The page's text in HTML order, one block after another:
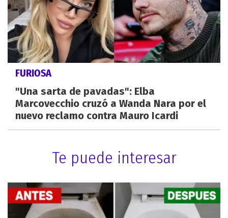
FURIOSA
"Una sarta de pavadas": Elba
Marcovecchio cruzó a Wanda Nara por el
nuevo reclamo contra Mauro Icardi
Te puede interesar